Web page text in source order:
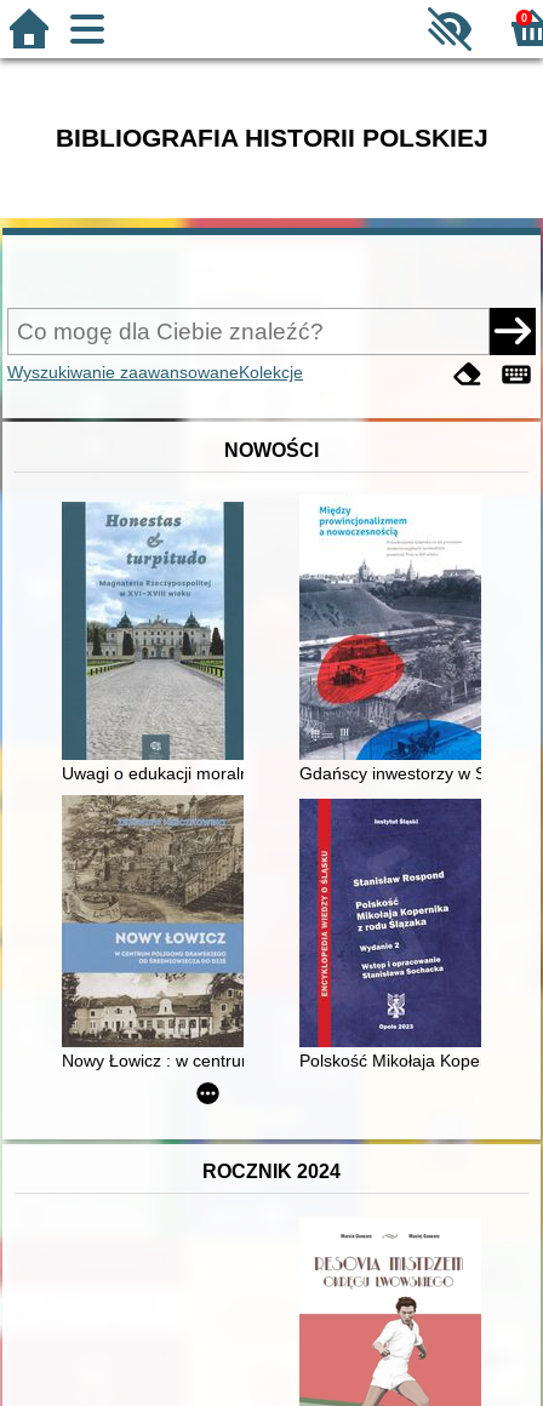
0
BIBLIOGRAFIA HISTORII POLSKIEJ
Wyszukiwanie zaawansowaneKolekcje
NOWOŚCI
Uwagi o edukacji moralnej synów szlacheckich w XVI-
Gdańscy inwestorzy w
Nowy Łowicz : w centrum poligonu drawskiego od
Polskość Mikołaja Kopernika z
ROCZNIK 2024